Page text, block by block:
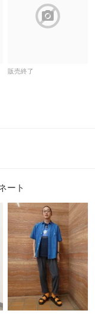
block
販売終了
ート